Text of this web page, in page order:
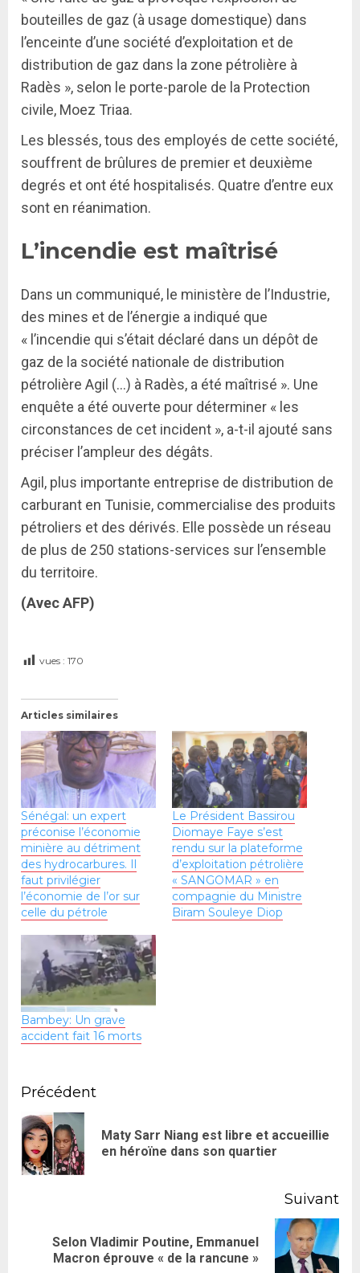
bouteilles de gaz (à usage domestique) dans
l’enceinte d’une société d’exploitation et de
distribution de gaz dans la zone pétrolière à
Radès », selon le porte-parole de la Protection
civile, Moez Triaa.
Les blessés, tous des employés de cette société,
souffrent de brûlures de premier et deuxième
degrés et ont été hospitalisés. Quatre d’entre eux
sont en réanimation.
L’incendie est maîtrisé
Dans un communiqué, le ministère de l’Industrie,
des mines et de l’énergie a indiqué que
« l’incendie qui s’était déclaré dans un dépôt de
gaz de la société nationale de distribution
pétrolière Agil (…) à Radès, a été maîtrisé ». Une
enquête a été ouverte pour déterminer « les
circonstances de cet incident », a-t-il ajouté sans
préciser l’ampleur des dégâts.
Agil, plus importante entreprise de distribution de
carburant en Tunisie, commercialise des produits
pétroliers et des dérivés. Elle possède un réseau
de plus de 250 stations-services sur l’ensemble
du territoire.
(Avec AFP)
vues : 170
Articles similaires
Sénégal: un expert
préconise l’économie
minière au détriment
des hydrocarbures. Il
faut privilégier
l’économie de l’or sur
celle du pétrole
Le Président Bassirou
Diomaye Faye s’est
rendu sur la plateforme
d’exploitation pétrolière
« SANGOMAR » en
compagnie du Ministre
Biram Souleye Diop
Bambey: Un grave
accident fait 16 morts
Précédent
Maty Sarr Niang est libre et accueillie
en héroïne dans son quartier
Suivant
Selon Vladimir Poutine, Emmanuel
Macron éprouve « de la rancune »